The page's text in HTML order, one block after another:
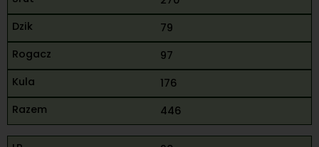
79
97
176
446